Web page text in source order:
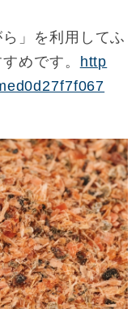
」を利用してふ
めです。 http